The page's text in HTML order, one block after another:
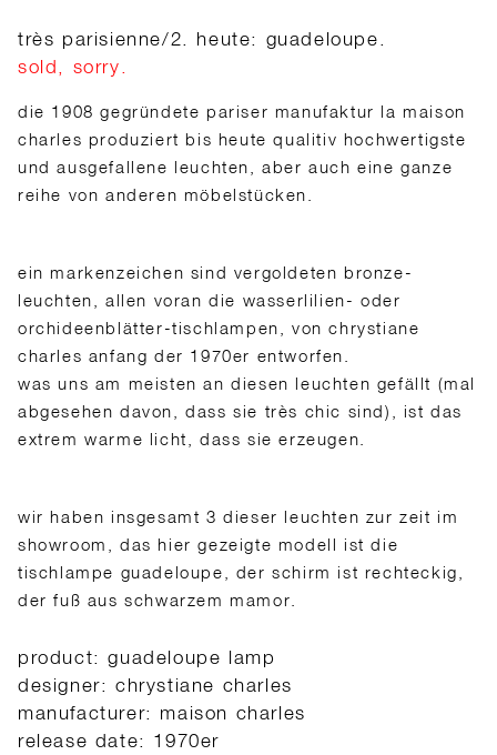
très parisienne/2. heute: guadeloupe.
sold, sorry.
die 1908 gegründete pariser manufaktur lamaison
charles produziert bis heute qualitiv hochwertigste
und ausgefallene leuchten, aber auch eine ganze
reihe von anderen möbelstücken.
ein markenzeichen sind vergoldeten bronze-
leuchten, allen voran die wasserlilien- oder
orchideenblätter-tischlampen, von chrystiane
charles anfang der 1970er entworfen.
was uns am meisten an diesen leuchten gefällt (mal
abgesehen davon, dass sie très chic sind), ist das
extrem warme licht, dass sie erzeugen.
wir haben insgesamt 3 dieser leuchten zur zeit im
showroom, das hier gezeigte modell ist die
tischlampe guadeloupe, der schirm ist rechteckig,
der fuß aus schwarzem mamor.
product: guadeloupe lamp
designer: chrystiane charles
manufacturer: maison charles
release date: 1970er